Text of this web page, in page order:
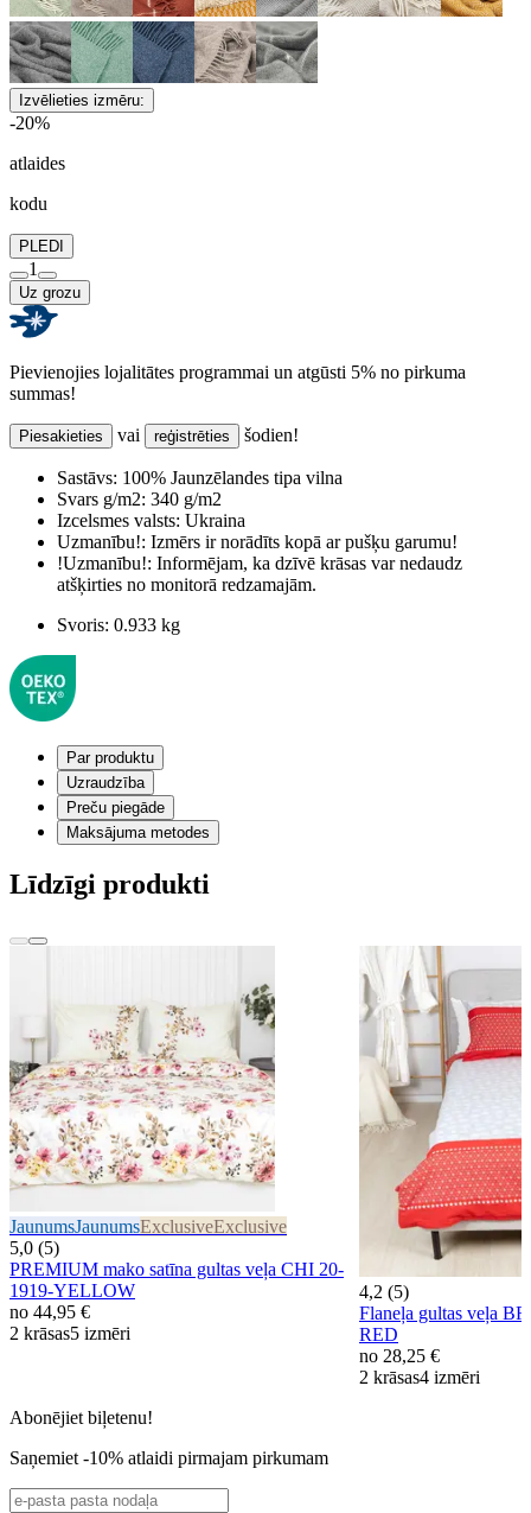
Izvēlieties izmēru:
-20%
atlaides
kodu
PLEDI
1
Uz grozu
Pievienojies lojalitātes programmai un atgūsti 5% no pirkuma
summas!
Piesakieties vai reģistrēties šodien!
Sastāvs: 100% Jaunzēlandes tipa vilna
Svars g/m2: 340 g/m2
Izcelsmes valsts: Ukraina
Uzmanību!: Izmērs ir norādīts kopā ar pušķu garumu!
!Uzmanību!: Informējam, ka dzīvē krāsas var nedaudz
atšķirties no monitorā redzamajām.
Svoris: 0.933 kg
Par produktu
Uzraudzība
Preču piegāde
Maksājuma metodes
Līdzīgi produkti
JaunumsJaunumsExclusiveExclusive
5,0 (5)
PREMIUM mako satīna gultas veļa CHI 20-
1919-YELLOW
no 44,95 €
2 krāsas5 izmēri
4,2 (5)
Flaneļa gultas veļa
RED
no 28,25 €
2 krāsas4 izmēri
Abonējiet biļetenu!
Saņemiet -10% atlaidi pirmajam pirkumam